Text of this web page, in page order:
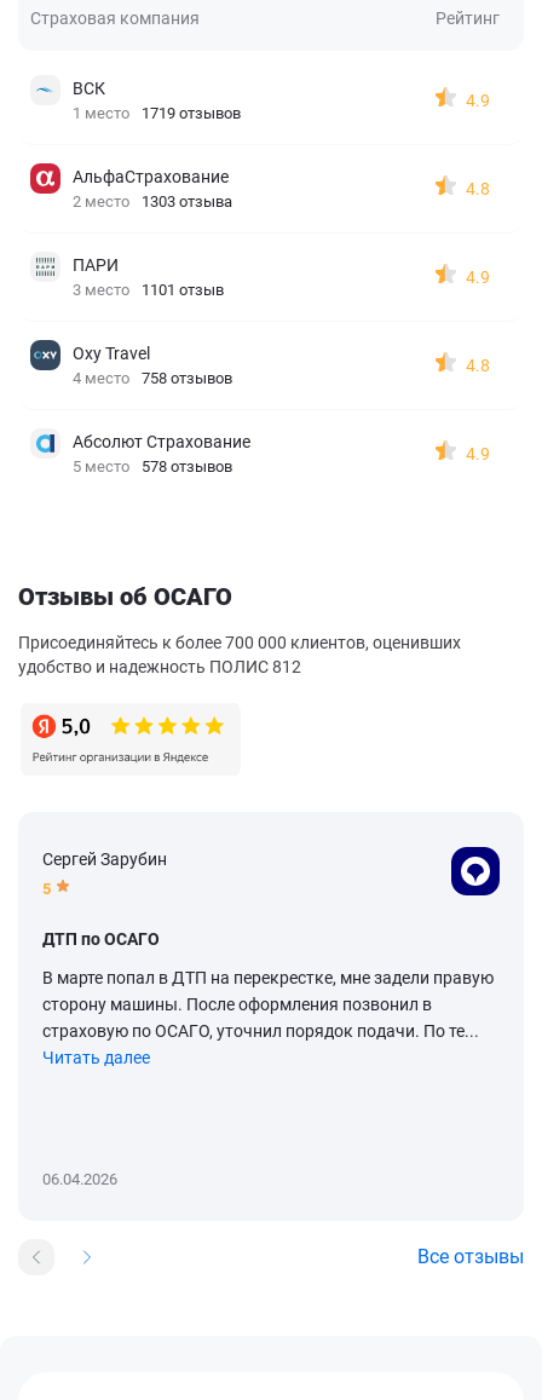
Страховая компания Рейтинг
ВСК
1 место 1719 отзывов
4.9
АльфаСтрахование
2 место 1303 отзыва
4.8
ПАРИ
3 место 1101 отзыв
4.9
Oxy Travel
4 место 758 отзывов
4.8
Абсолют Страхование
5 место 578 отзывов
4.9
Отзывы об ОСАГО
Присоединяйтесь к более 700 000 клиентов, оценивших
удобство и надежность ПОЛИС 812
Сергей Зарубин
5
ДТП по ОСАГО
В марте попал в ДТП на перекрестке, мне задели правую
сторону машины. После оформления позвонил в
страховую по ОСАГО, уточнил порядок подачи. По те...
Читать далее
06.04.2026
Все отзывы